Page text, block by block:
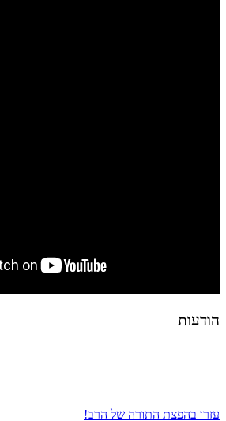
הודעות
עזרו בהפצת התורה של הרב!